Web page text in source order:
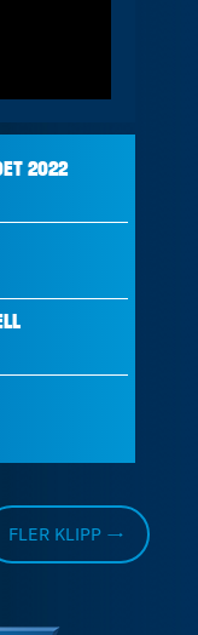
2022
FLER KLIPP →